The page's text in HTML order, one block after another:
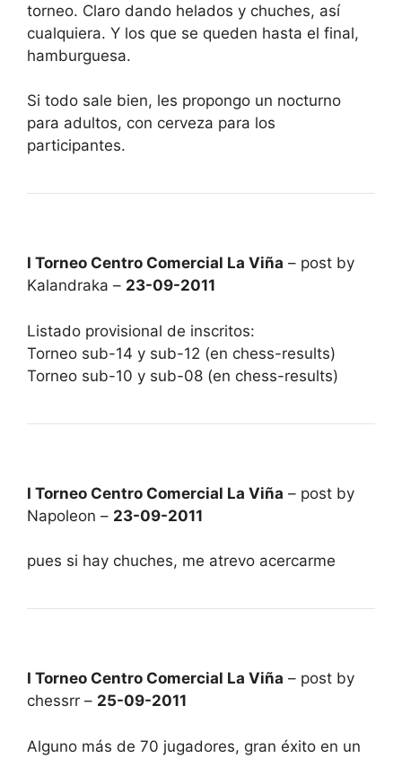
torneo. Claro dando helados y chuches, así
cualquiera. Y los que se queden hasta el final,
hamburguesa.
Si todo sale bien, les propongo un nocturno
para adultos, con cerveza para los
participantes.
I Torneo Centro Comercial La Viña – post by
Kalandraka – 23-09-2011
Listado provisional de inscritos:
Torneo sub-14 y sub-12 (en chess-results)
Torneo sub-10 y sub-08 (en chess-results)
I Torneo Centro Comercial La Viña – post by
Napoleon – 23-09-2011
pues si hay chuches, me atrevo acercarme
I Torneo Centro Comercial La Viña – post by
chessrr – 25-09-2011
Alguno más de 70 jugadores, gran éxito en un